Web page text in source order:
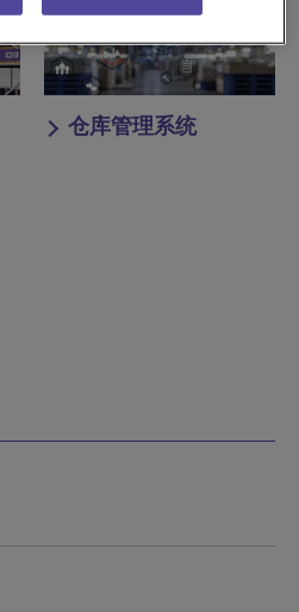
仓库管理系统